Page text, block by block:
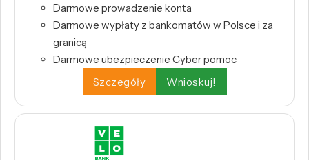
Darmowe prowadzenie konta
Darmowe wypłaty z bankomatów w Polsce i za
granicą
Darmowe ubezpieczenie Cyber pomoc
Szczegóły
Wnioskuj!